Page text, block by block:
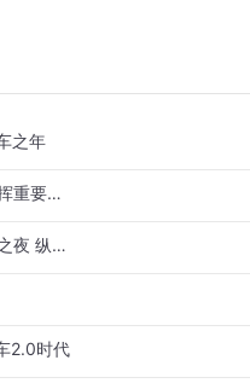
之年
品牌之夜 | 中国在大众汽车集团全球出行战略中发挥重要作用
品牌之夜 | 捷豹路虎中国与奇瑞捷豹路虎联合媒体之夜 纵横山道 · 享驭赛道
2.0时代